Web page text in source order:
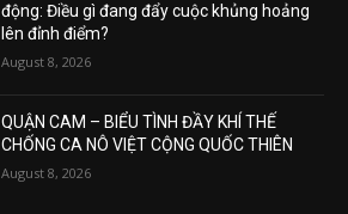
động: Điều gì đang đẩy cuộc khủng hoảng
lên đỉnh điểm?
August 8, 2026
QUẬN CAM – BIỂU TÌNH ĐẦY KHÍ THẾ
CHỐNG CA NÔ VIỆT CỘNG QUỐC THIÊN
August 8, 2026